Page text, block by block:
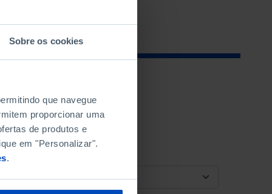
Sobre os cookies
que navegue
proporcionar uma
de produtos e
em "Personalizar".
.
ORDENAR POR